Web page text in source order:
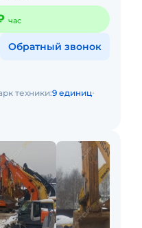
час
Обратный звонок
техники:9 единиц